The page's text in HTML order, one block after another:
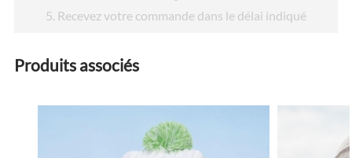
5 . Recevez votre commande dans le délai indiqué
Produits associés